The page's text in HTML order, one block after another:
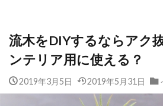
流木をDIYするならアク
ンテリア用に使える？
2019年3月5日 2019年5月31日